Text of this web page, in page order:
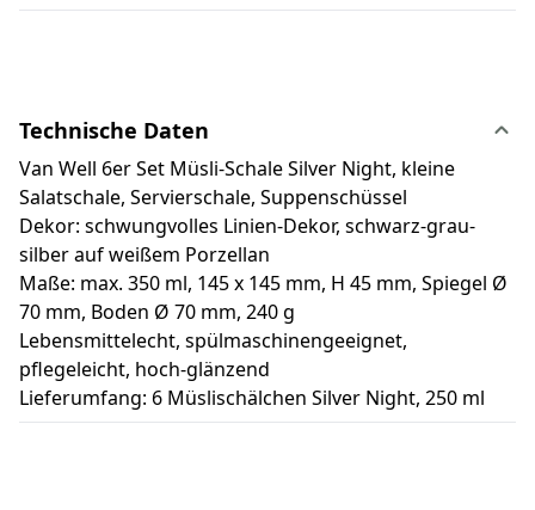
Technische Daten
Van Well 6er Set Müsli-Schale Silver Night, kleine
Salatschale, Servierschale, Suppenschüssel
Dekor: schwungvolles Linien-Dekor, schwarz-grau-
silber auf weißem Porzellan
Maße: max. 350 ml, 145 x 145 mm, H 45 mm, Spiegel Ø
70 mm, Boden Ø 70 mm, 240 g
Lebensmittelecht, spülmaschinengeeignet,
pflegeleicht, hoch-glänzend
Lieferumfang: 6 Müslischälchen Silver Night, 250 ml